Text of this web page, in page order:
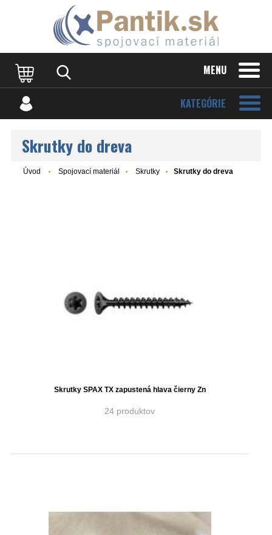
MENU
KATEGÓRIE
Skrutky do dreva
Úvod Spojovací materiál Skrutky Skrutky do dreva
Skrutky SPAX TX zapustená hlava čierny Zn
24 produktov